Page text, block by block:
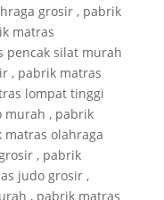
grosir , pabrik
matras
pencak silat murah
, pabrik matras
lompat tinggi
murah , pabrik
matras olahraga
, pabrik
judo grosir ,
, pabrik matras